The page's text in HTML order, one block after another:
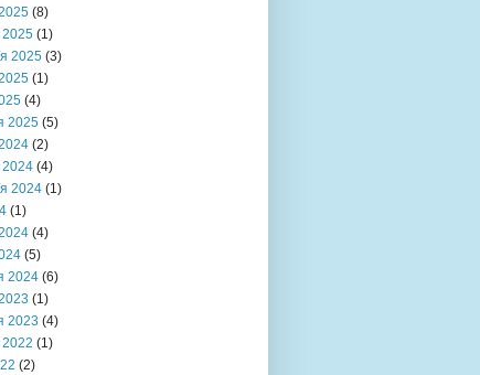
(8)
2025 (1)
2025 (3)
(1)
(4)
2025 (5)
(2)
2024 (4)
2024 (1)
(1)
(4)
(5)
2024 (6)
(1)
2023 (4)
2022 (1)
(2)